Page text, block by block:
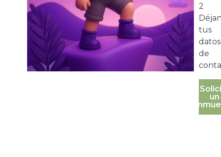
2
tus
datos
de
un